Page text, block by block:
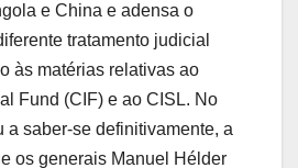
e China e adensa o
tratamento judicial
às matérias relativas ao
Fund (CIF) e ao CISL. No
a saber-se definitivamente, a
os generais Manuel Hélder